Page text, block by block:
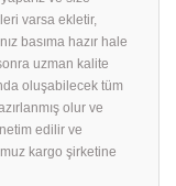
varsa ekletir,
basıma hazır hale
uzman kalite
oluşabilecek tüm
olur ve
edilir ve
kargo şirketine